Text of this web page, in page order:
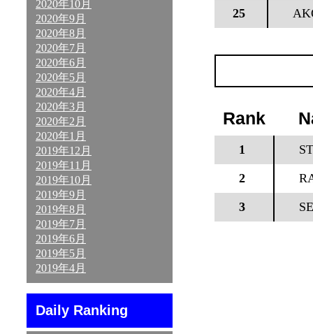
2020年10月
2020年9月
2020年8月
2020年7月
2020年6月
2020年5月
2020年4月
2020年3月
2020年2月
2020年1月
2019年12月
2019年11月
2019年10月
2019年9月
2019年8月
2019年7月
2019年6月
2019年5月
2019年4月
Daily Ranking
25
Rank
1
2
3